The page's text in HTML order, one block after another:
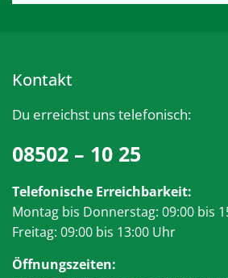
Kontakt
Du erreichst uns telefonisch:
08502 – 10 25
Telefonische Erreichbarkeit:
Montag bis Donnerstag: 09:00 bis
Freitag: 09:00 bis 13:00 Uhr
Öffnungszeiten: